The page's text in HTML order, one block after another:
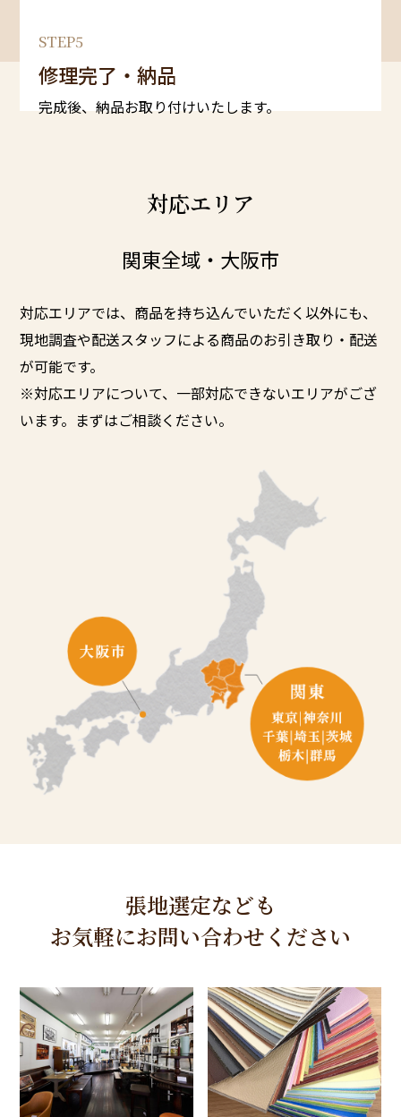
STEP5
修理完了・納品
完成後、納品お取り付けいたします。
対応エリア
関東全域・大阪市
対応エリアでは、商品を持ち込んでいただく以外にも、
現地調査や配送スタッフによる商品のお引き取り・配送
が可能です。
※対応エリアについて、一部対応できないエリアがござ
います。まずはご相談ください。
張地選定なども
お気軽にお問い合わせください